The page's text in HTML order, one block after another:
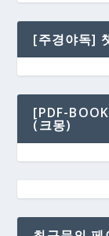
[주경야독]
[PDF-
(크몽)